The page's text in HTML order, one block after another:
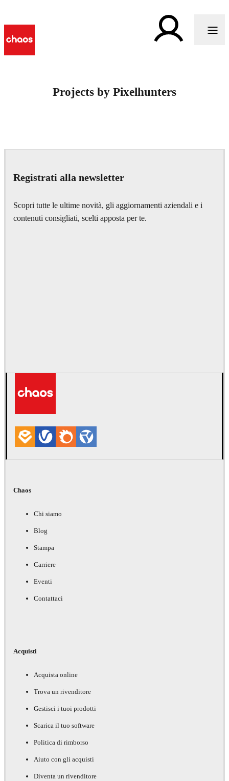
Projects by Pixelhunters
Registrati alla newsletter
Scopri tutte le ultime novità, gli aggiornamenti aziendali e i
contenuti consigliati, scelti apposta per te.
Chaos
Chi siamo
Blog
Stampa
Carriere
Eventi
Contattaci
Acquisti
Acquista online
Trova un rivenditore
Gestisci i tuoi prodotti
Scarica il tuo software
Politica di rimborso
Aiuto con gli acquisti
Diventa un rivenditore